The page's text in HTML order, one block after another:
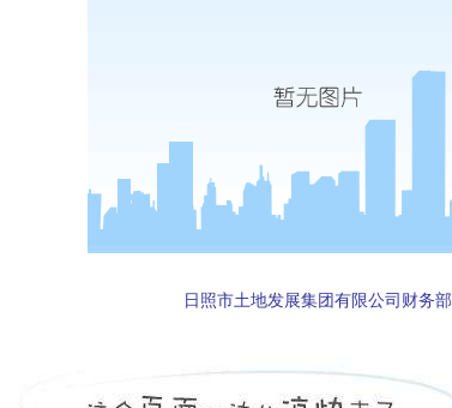
日照市土地发展集团有限公司财务部